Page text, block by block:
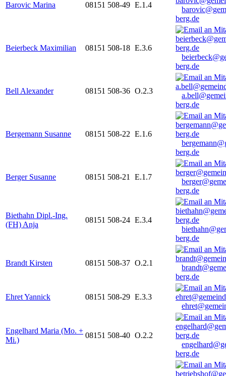
Barovic Marina 08151 508-49 E.1.4
berg.de
Beierbeck Maximilian 08151 508-18 E.3.6
berg.de
Bell Alexander 08151 508-36 O.2.3
berg.de
Bergemann Susanne 08151 508-22 E.1.6
berg.de
Berger Susanne 08151 508-21 E.1.7
berg.de
Biethahn Dipl.-Ing.
(FH) Anja
08151 508-24 E.3.4
berg.de
Brandt Kirsten 08151 508-37 O.2.1
berg.de
Ehret Yannick 08151 508-29 E.3.3
Engelhard Maria (Mo. +
Mi.)
08151 508-40 O.2.2
berg.de